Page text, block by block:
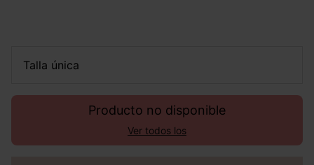
talla única
Producto no disponible
Ver todos los